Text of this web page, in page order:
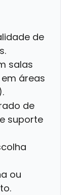
de
salas
áreas
de
suporte
ou